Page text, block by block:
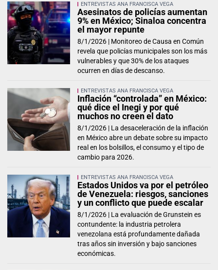
ENTREVISTAS ANA FRANCISCA VEGA
Asesinatos de policías aumentan
9% en México; Sinaloa concentra
el mayor repunte
8/1/2026 | Monitoreo de Causa en Común
revela que policías municipales son los más
vulnerables y que 30% de los ataques
ocurren en días de descanso.
ENTREVISTAS ANA FRANCISCA VEGA
Inflación “controlada” en México:
qué dice el Inegi y por qué
muchos no creen el dato
8/1/2026 | La desaceleración de la inflación
en México abre un debate sobre su impacto
real en los bolsillos, el consumo y el tipo de
cambio para 2026.
ENTREVISTAS ANA FRANCISCA VEGA
Estados Unidos va por el petróleo
de Venezuela: riesgos, sanciones
y un conflicto que puede escalar
8/1/2026 | La evaluación de Grunstein es
contundente: la industria petrolera
venezolana está profundamente dañada
tras años sin inversión y bajo sanciones
económicas.